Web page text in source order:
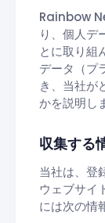
Rainbow
り、個人デ
とに取り組
データ（プ
き、当社が
かを説明し
収集する
当社は、登
ウェブサイ
には次の情